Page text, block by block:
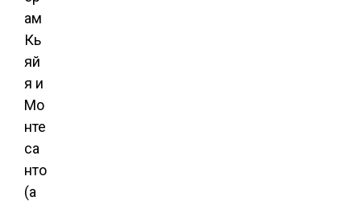
ам
Кь
яй
я и
Мо
нте
са
нто
(а